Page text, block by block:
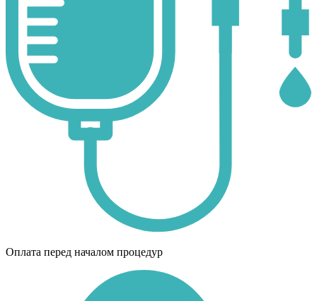
Оплата перед началом процедур